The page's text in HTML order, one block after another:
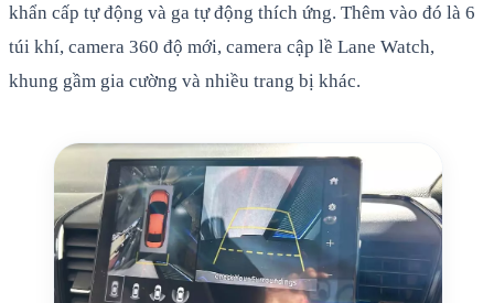
khẩn cấp tự động và ga tự động thích ứng. Thêm vào đó là 6
túi khí, camera 360 độ mới, camera cập lề Lane Watch,
khung gầm gia cường và nhiều trang bị khác.